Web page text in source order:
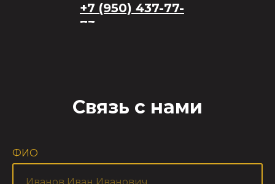
+7 (950) 437-77-
73
Связь с нами
ФИО